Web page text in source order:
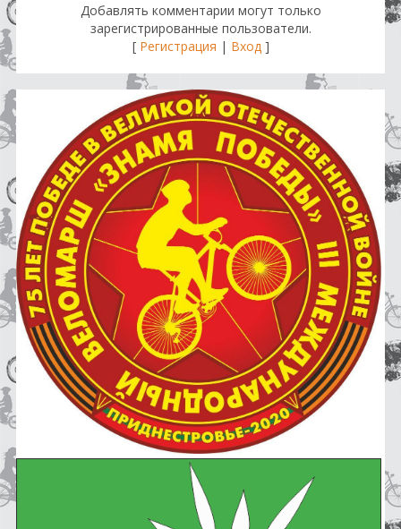
Добавлять комментарии могут только
зарегистрированные пользователи.
[ Регистрация | Вход]